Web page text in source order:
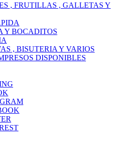
, FRUTILLAS , GALLETAS Y
Y BOCADITOS
, BISUTERIA Y VARIOS
DISPONIBLES